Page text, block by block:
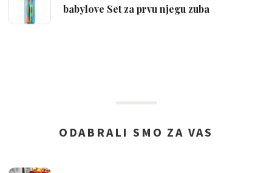
babylove Set za prvu njegu zuba